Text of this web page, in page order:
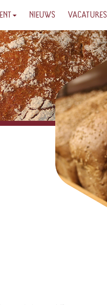
NIEUWS VACATURES